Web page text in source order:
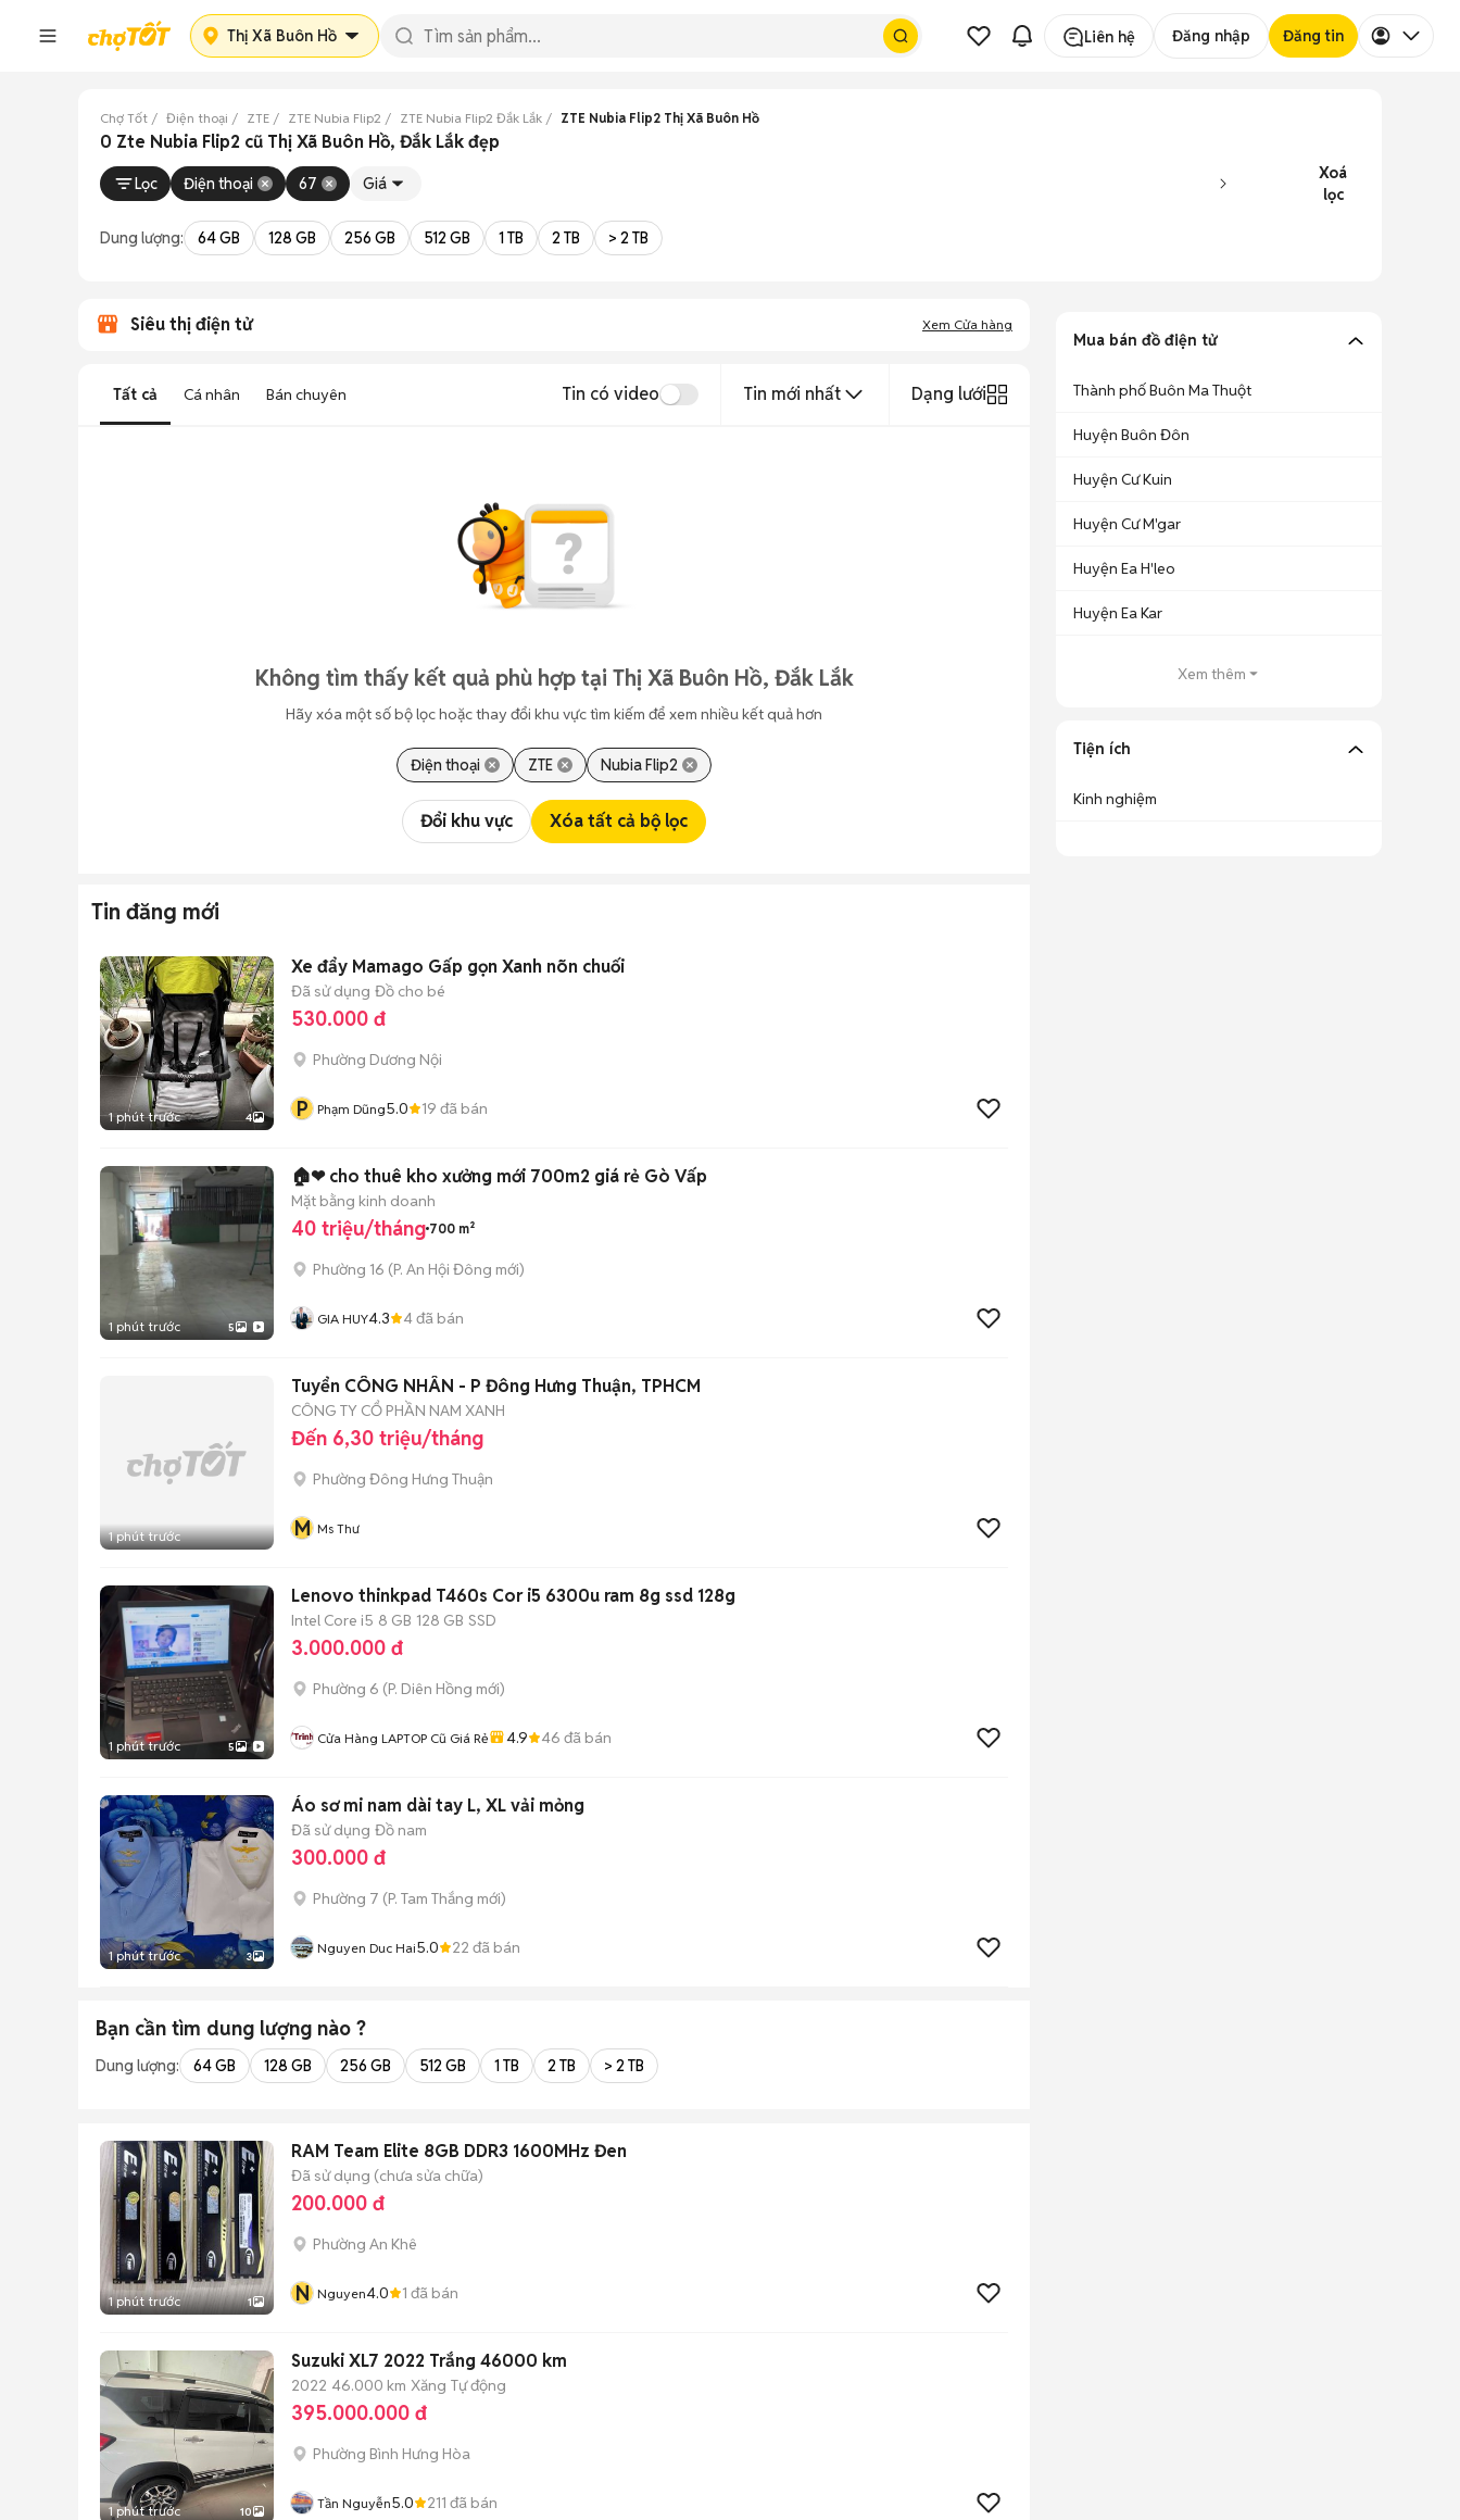
Thị Xã Buôn Hồ Liên hệ Đăng nhập Đăng tin
Chợ Tốt Điện thoại ZTE ZTE Nubia Flip2 ZTE Nubia Flip2 Đắk Lắk ZTE Nubia Flip2 Thị Xã Buôn Hồ
0 Zte Nubia Flip2 cũ Thị Xã Buôn Hồ, Đắk Lắk đẹp
Lọc Điện thoại 67 Giá
Xoá
lọc
Dung lượng: 64 GB 128 GB 256 GB 512 GB 1 TB 2 TB > 2 TB
Siêu thị điện tử Xem Cửa hàng
Tất cả Cá nhân Bán chuyên Tin có video Tin mới nhất Dạng lưới
Không tìm thấy kết quả phù hợp tại Thị Xã Buôn Hồ, Đắk Lắk
Hãy xóa một số bộ lọc hoặc thay đổi khu vực tìm kiếm để xem nhiều kết quả hơn
Điện thoại ZTE Nubia Flip2
Đổi khu vực Xóa tất cả bộ lọc
Tin đăng mới
1 phút trước 4
Xe đẩy Mamago Gấp gọn Xanh nõn chuối
Đã sử dụng Đồ cho bé
530.000 đ
Phường Dương Nội
P Phạm Dũng5.0 19 đã bán
1 phút trước 5
🏠❤ cho thuê kho xưởng mới 700m2 giá rẻ Gò Vấp
Mặt bằng kinh doanh
40 triệu/tháng 700 m²
Phường 16 (P. An Hội Đông mới)
GIA HUY4.3 4đã bán
1 phút trước
Tuyển CÔNG NHÂN - P Đông Hưng Thuận, TPHCM
CÔNG TY CỔ PHẦN NAM XANH
Đến 6,30 triệu/tháng
Phường Đông Hưng Thuận
M Ms Thư
1 phút trước 5
Lenovo thinkpad T460s Cor i5 6300u ram 8g ssd 128g
Intel Core i5 8 GB 128 GB SSD
3.000.000 đ
Phường 6 (P. Diên Hồng mới)
Cửa Hàng LAPTOP Cũ Giá Rẻ 4.9 46 đã bán
1 phút trước 3
Áo sơ mi nam dài tay L, XL vải mỏng
Đã sử dụng Đồ nam
300.000 đ
Phường 7 (P. Tam Thắng mới)
Nguyen Duc Hai5.0 22 đã bán
Bạn cần tìm dung lượng nào ?
Dung lượng: 64 GB 128 GB 256 GB 512 GB 1 TB 2 TB > 2 TB
1 phút trước 1
RAM Team Elite 8GB DDR3 1600MHz Đen
Đã sử dụng (chưa sửa chữa)
200.000 đ
Phường An Khê
N Nguyen4.0 1 đã bán
1 phút trước 10
Suzuki XL7 2022 Trắng 46000 km
2022 46.000 km Xăng Tự động
395.000.000 đ
Phường Bình Hưng Hòa
Tần Nguyễn5.0 211 đã bán
Mua bán đồ điện tử
Thành phố Buôn Ma Thuột
Huyện Buôn Đôn
Huyện Cư Kuin
Huyện Cư M'gar
Huyện Ea H'leo
Huyện Ea Kar
Xem thêm
Tiện ích
Kinh nghiệm